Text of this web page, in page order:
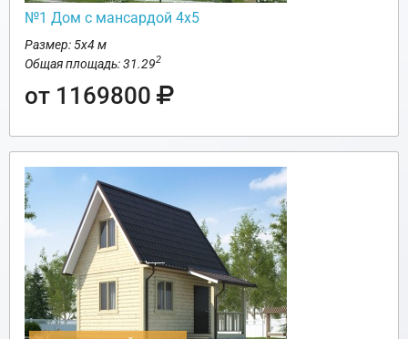
№1 Дом с мансардой 4х5
Размер: 5х4 м
Общая площадь: 31.292
от 1169800